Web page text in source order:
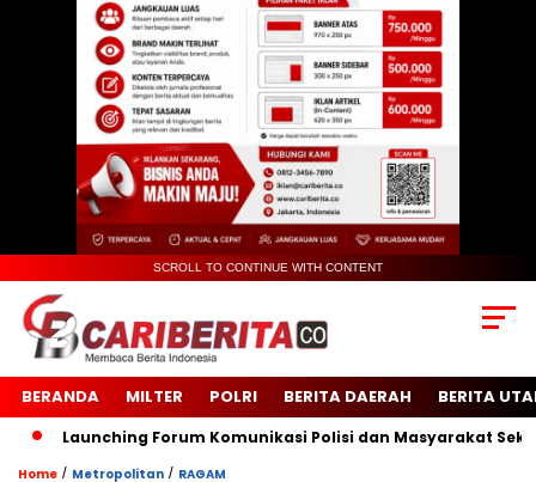
SCROLL TO CONTINUE WITH CONTENT
BERANDA MILTER POLRI BERITA DAERAH BERITA
Launching Forum Komunikasi Polisi dan Masyarakat Sekolah
Home / Metropolitan / RAGAM